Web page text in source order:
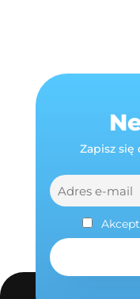
Zapisz